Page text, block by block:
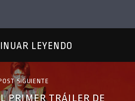
LEYENDO
SIGUIENTE
PRIMER TRÁILER DE